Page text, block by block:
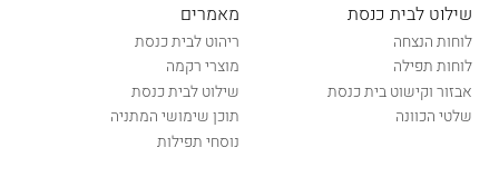
שילוט לבית כנסת
לוחות הנצחה
לוחות תפילה
אבזור וקישוט בית כנסת
שלטי הכוונה
מאמרים
ריהוט לבית כנסת
מוצרי רקמה
שילוט לבית כנסת
תוכן שימושי המתניה
נוסחי תפילות